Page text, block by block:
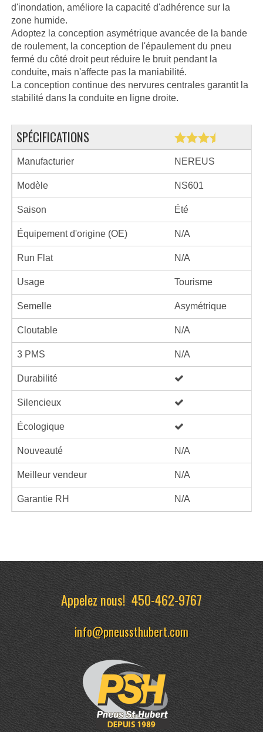
d'inondation, améliore la capacité d'adhérence sur la
zone humide.
Adoptez la conception asymétrique avancée de la bande
de roulement, la conception de l'épaulement du pneu
fermé du côté droit peut réduire le bruit pendant la
conduite, mais n'affecte pas la maniabilité.
La conception continue des nervures centrales garantit la
stabilité dans la conduite en ligne droite.
SPÉCIFICATIONS
Manufacturier NEREUS
Modèle NS601
Saison Été
Équipement d'origine (OE) N/A
Run Flat N/A
Usage Tourisme
Semelle Asymétrique
Cloutable N/A
3 PMS N/A
Durabilité
Silencieux
Écologique
Nouveauté N/A
Meilleur vendeur N/A
Garantie RH N/A
Appelez nous!450-462-9767
info@pneussthubert.com